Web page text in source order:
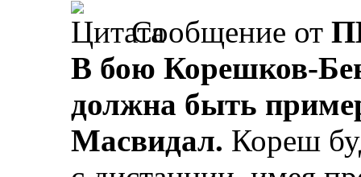
Сообщение от
В бою Корешков-
должна быть
Масвидал. Кореш